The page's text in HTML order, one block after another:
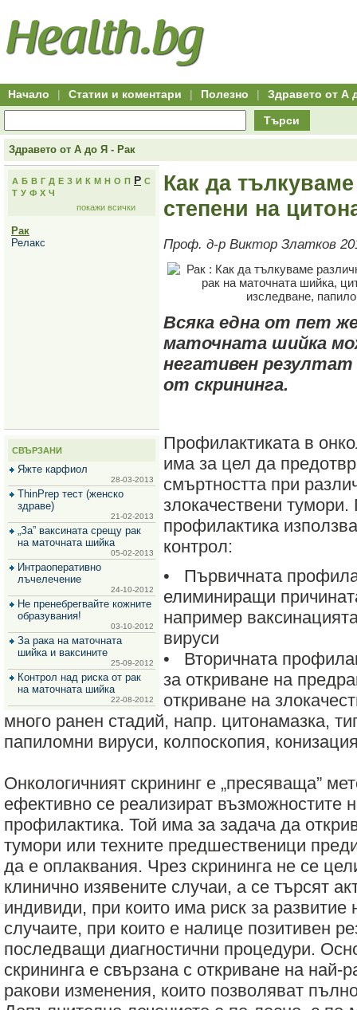
Всички
офети
за
Hitro.bg
Всички
оферти
Hitro.bg
оферти
Hitro.bg
във
всички
пазаруване
изгодни
оферти
50+
начало
Клуб
Начало | Статии и коментари | Полезно | Здравето от А
Търси
Здравето от А до Я - Рак
А Б В Г Д Е З И К М Н О П Р С
Т У Ф Х Ч
покажи всички
Рак
Релакс
СВЪРЗАНИ
Яжте карфиол
28-03-2013
ThinPrep тест (женско
здраве)
21-02-2013
„За” ваксината срещу рак
на маточната шийка
05-02-2013
Интраоперативно
лъчелечение
24-10-2012
Не пренебрегвайте кожните
образувания!
03-10-2012
За рака на маточната
шийка и ваксините
25-09-2012
Контрол над риска от рак
на маточната шийка
22-08-2012
Как да
степени на
Проф. д-р Виктор Златков
Всяка една от пет
маточната шийка
негативен
от скрининга.
Профилактиката в
има за цел да
смъртността при
злокачествени
профилактика
контрол:
• Първичната
елиминиращи
например
вируси
• Вторичната
за откриване на
откриване на
много ранен стадий, напр. цитонамазка,
папиломни вируси, колпоскопия,
Онкологичният скрининг е „пресяваща”
ефективно се реализират възможностите
профилактика. Той има за задача да
тумори или техните предшественици
да е оплаквания. Чрез скрининга не се
клинично изявените случаи, а се търсят
индивиди, при които има риск за развитие
случаите, при които е налице позитивен
последващи диагностични процедури.
скрининга е свързана с откриване на най-
ракови изменения, които позволяват